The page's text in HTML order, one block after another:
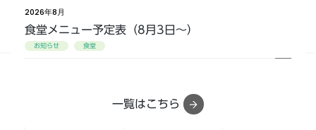
2026年8月
食堂メニュー予定表（8月3日～）
お知らせ 食堂
【試験応援】購買で組合員還元セールを開催します
〈2026年7月20日～7月31日〉
一覧はこちら